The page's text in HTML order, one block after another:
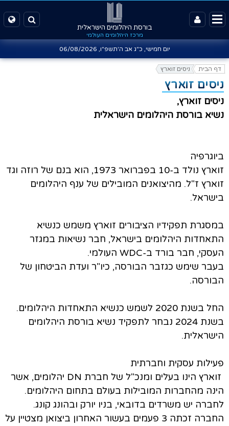
בורסת היהלומים הישראלית
מרכז היהלומים העולמי
יום חמישי, כ"ג אב ה'תשפ"ו, 06/08/2026
דף הבית ניסים זוארץ
ניסים זוארץ
ניסים זוארץ,
נשיא בורסת היהלומים הישראלית
ביוגרפיה
זוארץ נולד ב-10 בפברואר 1973, הוא בנם של רוזה וגד
זוארץ ז"ל. מהיצואנים המובילים של ענף היהלומים
בישראל.
במסגרת תפקידיו הציבורים זוארץ משמש כנשיא
התאחדות היהלומים בישראל, חבר נשיאות במגזר
העסקי, חבר בורד ב-WDC העולמי.
בעבר שימש כגזבר הבורסה, כיו"ר ועדת הביטחון של
הבורסה.
החל בשנת 2020 לשמש כנשיא התאחדות היהלומים.
בשנת 2024 נבחר לתפקיד נשיא בורסת היהלומים
הישראלית.
פעילות עסקית וחברתית
זוארץ הינו בעלים ומנכ"ל של חברת DN יהלומים, אשר
הינה מהחברות המובילות בעולם בתחום היהלומים.
לחברה יש משרדים בדובאי, בניו יורק ובהונג קונג.
החברה זכתה 3 פעמים בעשור האחרון ביצואן מצטיין על